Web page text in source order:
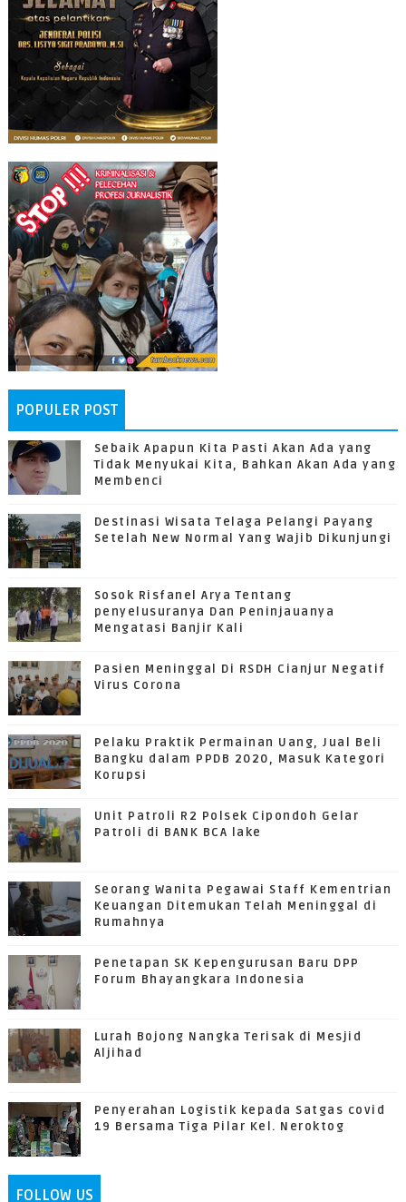
POPULER POST
Sebaik Apapun Kita Pasti Akan Ada yang
Tidak Menyukai Kita, Bahkan Akan Ada yang
Membenci
Destinasi Wisata Telaga Pelangi Payang
Setelah New Normal Yang Wajib Dikunjungi
Sosok Risfanel Arya Tentang
penyelusuranya Dan Peninjauanya
Mengatasi Banjir Kali
Pasien Meninggal Di RSDH Cianjur Negatif
Virus Corona
Pelaku Praktik Permainan Uang, Jual Beli
Bangku dalam PPDB 2020, Masuk Kategori
Korupsi
Unit Patroli R2 Polsek Cipondoh Gelar
Patroli di BANK BCA lake
Seorang Wanita Pegawai Staff Kementrian
Keuangan Ditemukan Telah Meninggal di
Rumahnya
Penetapan SK Kepengurusan Baru DPP
Forum Bhayangkara Indonesia
Lurah Bojong Nangka Terisak di Mesjid
Aljihad
Penyerahan Logistik kepada Satgas covid
19 Bersama Tiga Pilar Kel. Neroktog
FOLLOW US